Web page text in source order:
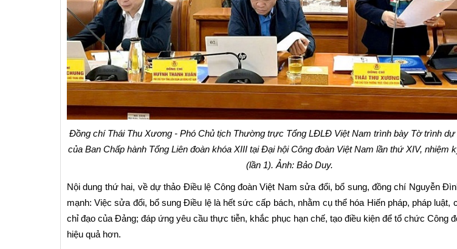
Đồng chí Thái Thu Xương - Phó Chủ tịch Thường trực Tổng LĐLĐ Việt Nam trình bày Tờ trình dự
của Ban Chấp hành Tổng Liên đoàn khóa XIII tại Đại hội Công đoàn Việt Nam lần thứ XIV, nhiệm
(lần 1). Ảnh: Bảo Duy.
Nội dung thứ hai, về dự thảo Điều lệ Công đoàn Việt Nam sửa đổi, bổ sung, đồng chí Nguyễn
mạnh: Việc sửa đổi, bổ sung Điều lệ là hết sức cấp bách, nhằm cụ thể hóa Hiến pháp, pháp luật,
chỉ đạo của Đảng; đáp ứng yêu cầu thực tiễn, khắc phục hạn chế, tạo điều kiện để tổ chức Công
hiệu quả hơn.